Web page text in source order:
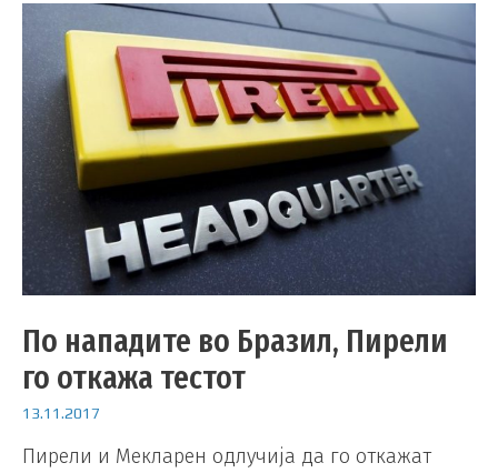
По нападите во Бразил, Пирели
го откажа тестот
13.11.2017
Пирели и Мекларен одлучија да го откажат